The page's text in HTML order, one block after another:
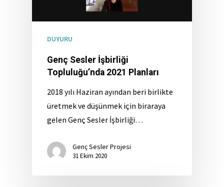
DUYURU
Genç Sesler İşbirliği
Topluluğu’nda 2021 Planları
2018 yılı Haziran ayından beri birlikte
üretmek ve düşünmek için biraraya
gelen Genç Sesler İşbirliği…
Genç Sesler Projesi
31 Ekim 2020